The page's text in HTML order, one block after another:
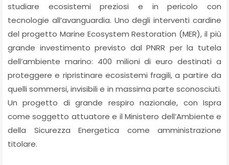
studiare ecosistemi preziosi e in pericolo con
tecnologie all’avanguardia. Uno degli interventi cardine
del progetto Marine Ecosystem Restoration (MER), il più
grande investimento previsto dal PNRR per la tutela
dell’ambiente marino: 400 milioni di euro destinati a
proteggere e ripristinare ecosistemi fragili, a partire da
quelli sommersi, invisibili e in massima parte sconosciuti.
Un progetto di grande respiro nazionale, con Ispra
come soggetto attuatore e il Ministero dell’Ambiente e
della Sicurezza Energetica come amministrazione
titolare.